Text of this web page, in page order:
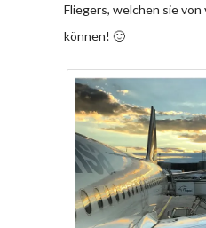
Fliegers, welchen sie
können! 🙂